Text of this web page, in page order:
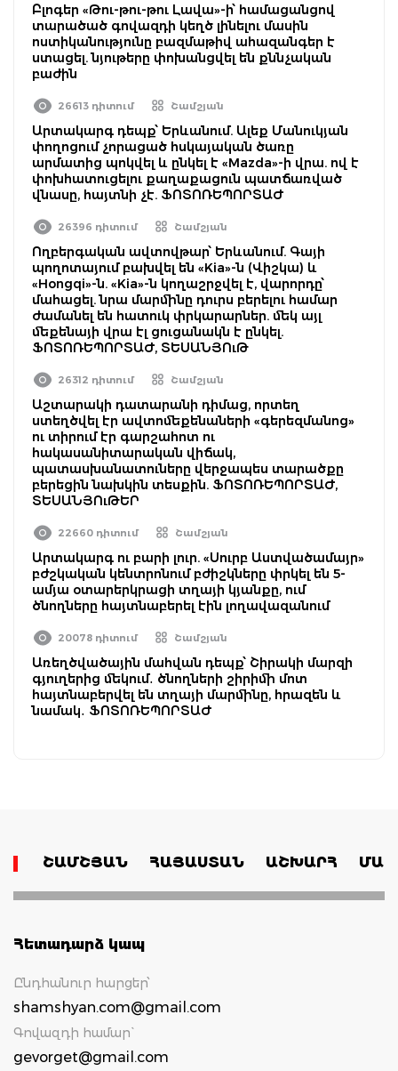
Բլոգեր «Թու-թու-թու Լավա»-ի՝ համացանցով
տարածած գովազդի կեղծ լինելու մասին
ոստիկանությունը բազմաթիվ ահազանգեր է
ստացել. նյութերը փոխանցվել են քննչական
բաժին
26613 դիտում Շամշյան
Արտակարգ դեպք՝ Երևանում. Ալեք Մանուկյան
փողոցում չորացած հսկայական ծառը
արմատից պոկվել և ընկել է «Mazda»-ի վրա. ով է
փոխհատուցելու քաղաքացուն պատճառված
վնասը, հայտնի չէ. ՖՈՏՈՌԵՊՈՐՏԱԺ
26396 դիտում Շամշյան
Ողբերգական ավտովթար՝ Երևանում. Գայի
պողոտայում բախվել են «Kia»-ն (Վիշկա) և
«Hongqi»-ն. «Kia»-ն կողաշրջվել է, վարորդը՝
մահացել. նրա մարմինը դուրս բերելու համար
ժամանել են հատուկ փրկարարներ. մեկ այլ
մեքենայի վրա էլ ցուցանակն է ընկել.
ՖՈՏՈՌԵՊՈՐՏԱԺ, ՏԵՍԱՆՅՈւԹ
26312 դիտում Շամշյան
Աշտարակի դատարանի դիմաց, որտեղ
ստեղծվել էր ավտոմեքենաների «գերեզմանոց»
ու տիրում էր գարշահոտ ու
հակասանիտարական վիճակ,
պատասխանատուները վերջապես տարածքը
բերեցին նախկին տեսքին. ՖՈՏՈՌԵՊՈՐՏԱԺ,
ՏԵՍԱՆՅՈւԹԵՐ
22660 դիտում Շամշյան
Արտակարգ ու բարի լուր. «Սուրբ Աստվածամայր»
բժշկական կենտրոնում բժիշկները փրկել են 5-
ամյա օտարերկրացի տղայի կյանքը, ում
ծնողները հայտնաբերել էին լողավազանում
20078 դիտում Շամշյան
Առեղծվածային մահվան դեպք՝ Շիրակի մարզի
գյուղերից մեկում․ ծնողների շիրիմի մոտ
հայտնաբերվել են տղայի մարմինը, հրազեն և
նամակ․ ՖՈՏՈՌԵՊՈՐՏԱԺ
ՇԱՄՇՅԱՆ ՀԱՅԱՍՏԱՆ ԱՇԽԱՐՀ
Հետադարձ կապ
Ընդհանուր հարցեր՝
shamshyan.com@gmail.com
Գովազդի համար`
gevorget@gmail.com